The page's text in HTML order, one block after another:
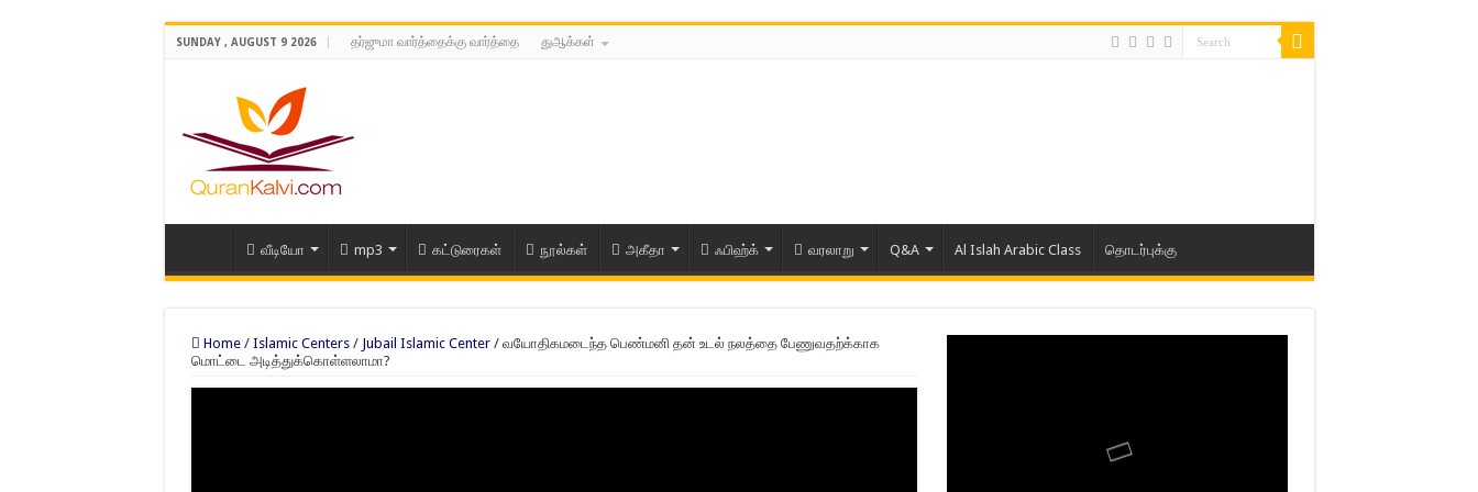
SUNDAY , AUGUST 9 2026 தர்ஜுமா வார்த்தைக்கு வார்த்தை துஆக்கள்
வீடியோ mp3 கட்டுரைகள் நூல்கள் அகீதா ஃபிஹ்க் வரலாறு Q&A Al Islah Arabic Class தொடர்புக்கு
Home / Islamic Centers / Jubail Islamic Center / வயோதிகமடைந்த பெண்மனி தன் உடல் நலத்தை பேணுவதற்க்காக
மொட்டை அடித்துக்கொள்ளலாமா?